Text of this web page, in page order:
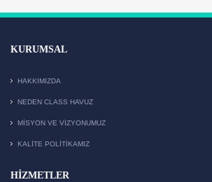
KURUMSAL
HAKKIMIZDA
NEDEN CLASS HAVUZ
MISYON VE VIZYONUMUZ
KALITE POLITIKAMIZ
HIZMETLER